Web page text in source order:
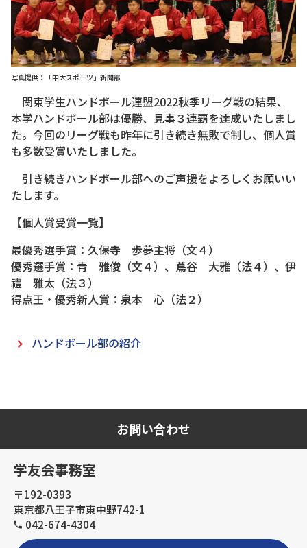
写真提供：「中大スポーツ」新聞部
関東学生ハンドボール連盟2022秋季リーグ戦の結果、
本学ハンドボール部は優勝、見事３連覇を達成いたしまし
た。今回のリーグ戦も昨年に引き続き無敗で制し、個人賞
も多数受賞いたしました。
引き続きハンドボール部へのご声援をよろしくお願いい
たします。
【個人賞受賞一覧】
最優秀選手賞：久保寺 歩夢主将（文４）
優秀選手賞：青 雅俊（文４）、蔦谷 大雅（法４）、伊
禮 雅太（法３）
得点王・優秀新人賞：泉本 心（法２）
ハンドボール部の紹介
お問い合わせ
学友会事務室
〒192-0393
東京都八王子市東中野742-1
042-674-4304